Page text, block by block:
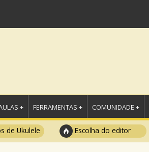
+ FERRAMENTAS + COMUNIDADE +
de Ukulele Escolha do editor